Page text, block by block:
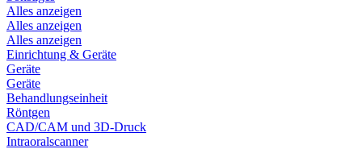
Alles anzeigen
Alles anzeigen
Alles anzeigen
Einrichtung & Geräte
Geräte
Geräte
Behandlungseinheit
Röntgen
CAD/CAM und 3D-Druck
Intraoralscanner